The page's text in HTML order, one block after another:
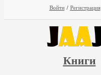
Войти / Регистрация
Книги